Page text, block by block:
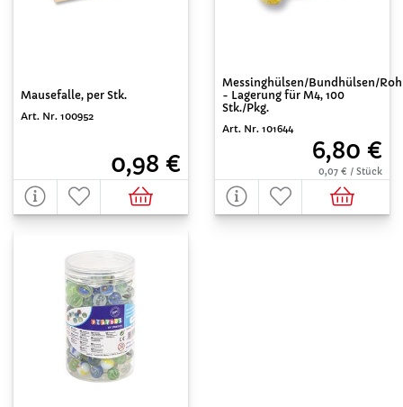
Mausefalle, per Stk.
Art. Nr. 100952
0,98 €
Messinghülsen/Bundhülsen/
- Lagerung für M4, 100
Stk./Pkg.
Art. Nr. 101644
6,80 €
0,07 € / Stück